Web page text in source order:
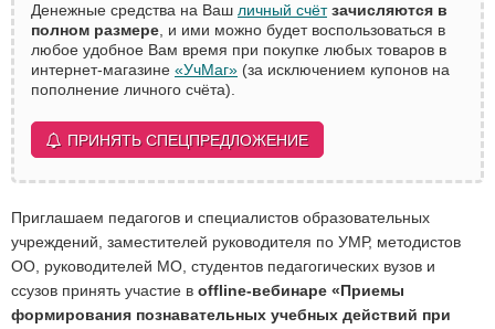
Денежные средства на Ваш личный счёт зачисляются в
полном размере , и ими можно будет воспользоваться в
любое удобное Вам время при покупке любых товаров в
интернет-магазине «УчМаг» (за исключением купонов на
пополнение личного счёта).
ПРИНЯТЬ СПЕЦПРЕДЛОЖЕНИЕ
Приглашаем педагогов и специалистов образовательных
учреждений, заместителей руководителя по УМР, методистов
ОО, руководителей МО, студентов педагогических вузов и
ссузов принять участие в offline-вебинаре «Приемы
формирования познавательных учебных действий при